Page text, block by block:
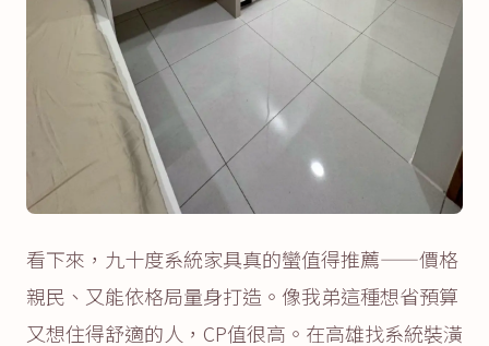
看下來，九十度系統家具真的蠻值得推薦——價格
親民、又能依格局量身打造。像我弟這種想省預算
又想住得舒適的人，CP值很高。在高雄找系統裝潢